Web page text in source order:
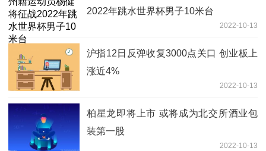
2022年跳水世界杯男子10米台
2022-10-13
沪指12日反弹收复3000点关口 创业板上
涨近4%
2022-10-13
柏星龙即将上市 或将成为北交所酒业包
装第一股
2022-10-13